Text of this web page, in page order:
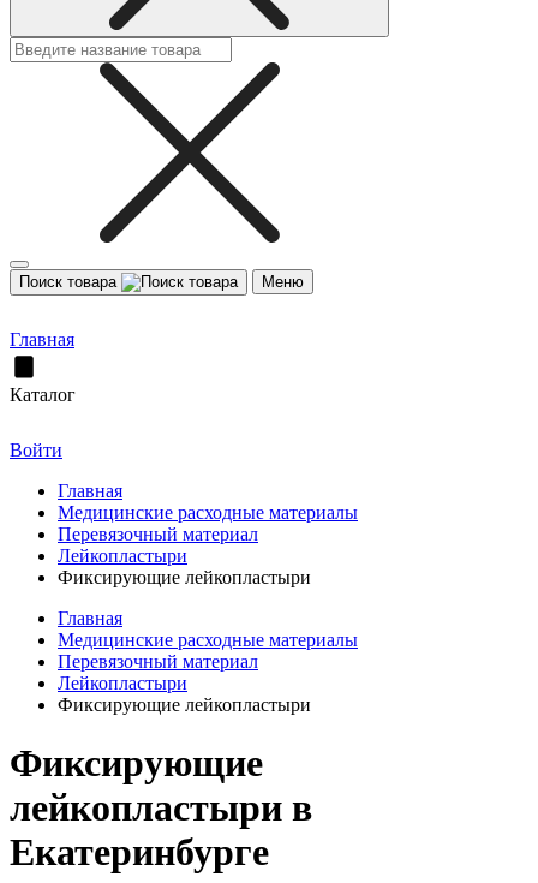
Поиск товара Меню
Главная
Каталог
Войти
Главная
Медицинские расходные материалы
Перевязочный материал
Лейкопластыри
Фиксирующие лейкопластыри
Главная
Медицинские расходные материалы
Перевязочный материал
Лейкопластыри
Фиксирующие лейкопластыри
Фиксирующие
лейкопластыри в
Екатеринбурге